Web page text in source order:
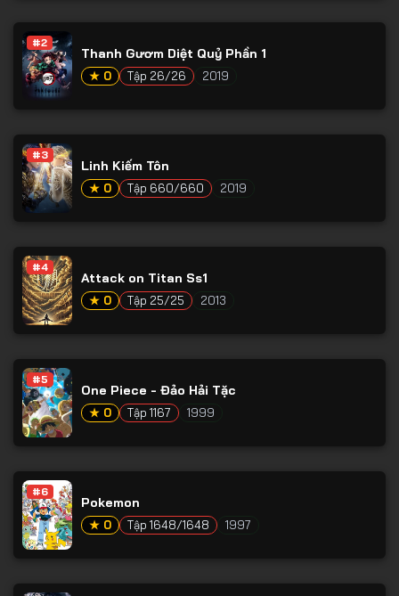
#2
Thanh Gươm Diệt Quỷ Phần 1
★ 0 Tập 26/26 2019
#3
Linh Kiếm Tôn
★ 0 Tập 660/660 2019
#4
Attack on Titan Ss1
★ 0 Tập 25/25 2013
#5
One Piece - Đảo Hải Tặc
★ 0 Tập 1167 1999
#6
Pokemon
★ 0 Tập 1648/1648 1997